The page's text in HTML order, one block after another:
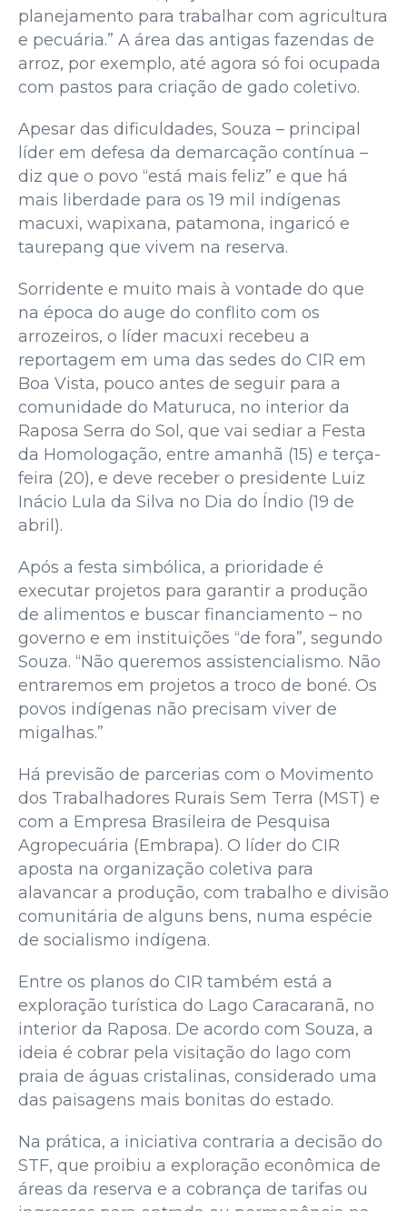
planejamento para trabalhar com agricultura
e pecuária.” A área das antigas fazendas de
arroz, por exemplo, até agora só foi ocupada
com pastos para criação de gado coletivo.
Apesar das dificuldades, Souza – principal
líder em defesa da demarcação contínua –
diz que o povo “está mais feliz” e que há
mais liberdade para os 19 mil indígenas
macuxi, wapixana, patamona, ingaricó e
taurepang que vivem na reserva.
Sorridente e muito mais à vontade do que
na época do auge do conflito com os
arrozeiros, o líder macuxi recebeu a
reportagem em uma das sedes do CIR em
Boa Vista, pouco antes de seguir para a
comunidade do Maturuca, no interior da
Raposa Serra do Sol, que vai sediar a Festa
da Homologação, entre amanhã (15) e terça-
feira (20), e deve receber o presidente Luiz
Inácio Lula da Silva no Dia do Índio (19 de
abril).
Após a festa simbólica, a prioridade é
executar projetos para garantir a produção
de alimentos e buscar financiamento – no
governo e em instituições “de fora”, segundo
Souza. “Não queremos assistencialismo. Não
entraremos em projetos a troco de boné. Os
povos indígenas não precisam viver de
migalhas.”
Há previsão de parcerias com o Movimento
dos Trabalhadores Rurais Sem Terra (MST) e
com a Empresa Brasileira de Pesquisa
Agropecuária (Embrapa). O líder do CIR
aposta na organização coletiva para
alavancar a produção, com trabalho e divisão
comunitária de alguns bens, numa espécie
de socialismo indígena.
Entre os planos do CIR também está a
exploração turística do Lago Caracaranã, no
interior da Raposa. De acordo com Souza, a
ideia é cobrar pela visitação do lago com
praia de águas cristalinas, considerado uma
das paisagens mais bonitas do estado.
Na prática, a iniciativa contraria a decisão do
STF, que proibiu a exploração econômica de
áreas da reserva e a cobrança de tarifas ou